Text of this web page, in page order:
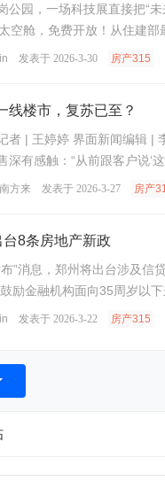
，一场科技展直接把“未来的家”搬到
发表于 2026-3-30 房产315
线楼市，复苏已至？
热闹起来。上海一马当先，扛起楼市复苏大旗，一二手市场同步沸腾。 新房市场的热度最为直观，售
深有感触：“从前跟客户说‘
方来 发表于 2026-3-27 房产
8条房地产新政
”消息，郑州将出台涉及信贷支
发表于 2026-3-22 房产315